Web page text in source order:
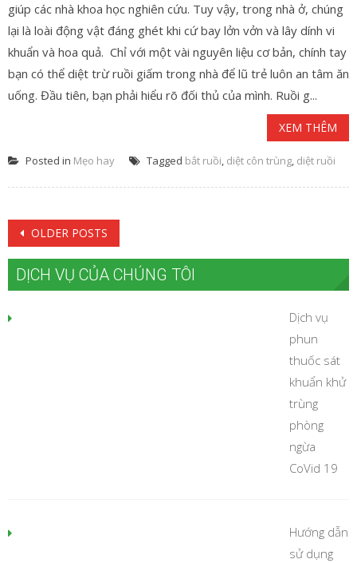
giúp các nhà khoa học nghiên cứu. Tuy vậy, trong nhà ở, chúng
lại là loài động vật đáng ghét khi cứ bay lởn vởn và lây dính vi
khuẩn và hoa quả. Chỉ với một vài nguyên liệu cơ bản, chính tay
bạn có thể diệt trừ ruồi giấm trong nhà để lũ trẻ luôn an tâm ăn
uống. Đầu tiên, bạn phải hiểu rõ đối thủ của mình. Ruồi g...
XEM THÊM
Posted in Mẹo hay Tagged bắt ruồi, diệt côn trùng, diệt ruồi
Posts
navigation
OLDER POSTS
DỊCH VỤ CỦA CHÚNG TÔI
Dịch vụ
phun
thuốc sát
khuẩn khử
trùng
phòng
ngừa
CoVid 19
Hướng dẫn
sử dụng